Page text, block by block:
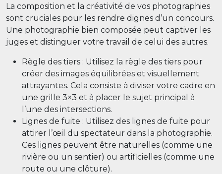
La composition et la créativité de vos photographies
sont cruciales pour les rendre dignes d’un concours.
Une photographie bien composée peut captiver les
juges et distinguer votre travail de celui des autres.
Règle des tiers : Utilisez la règle des tiers pour
créer des images équilibrées et visuellement
attrayantes. Cela consiste à diviser votre cadre en
une grille 3×3 et à placer le sujet principal à
l’une des intersections.
Lignes de fuite : Utilisez des lignes de fuite pour
attirer l’œil du spectateur dans la photographie.
Ces lignes peuvent être naturelles (comme une
rivière ou un sentier) ou artificielles (comme une
route ou une clôture).